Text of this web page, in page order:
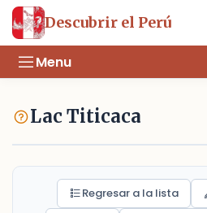
Descubrir el Perú
Menu
Lac Titicaca
Regresar a la lista